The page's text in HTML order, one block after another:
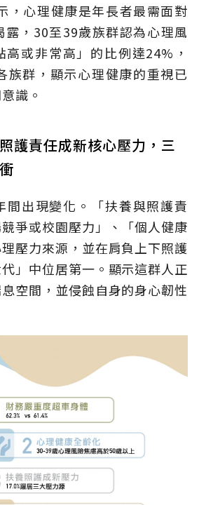
，心理健康是年長者最需面對
露，30至39歲族群認為心理風
或非常高」的比例達24%，
族群，顯示心理健康的重視已
識。
護責任成新核心壓力，三
間出現變化。「扶養與照護責
爭或校園壓力」、「個人健康
壓力來源，並在肩負上下照護
」中位居第一。顯示這群人正
空間，並侵蝕自身的身心韌性